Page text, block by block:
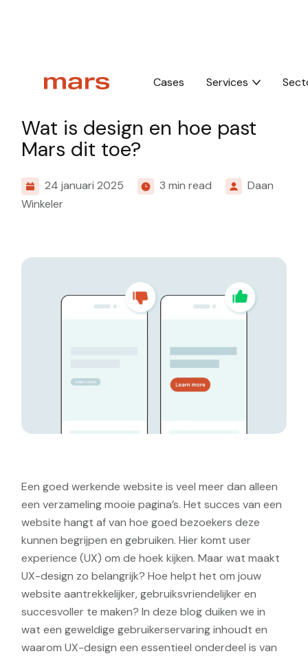
Cases Services
Knowledge
Wat is design en hoe past
Mars dit toe?
24 januari 2025 3 min read
Daan
Winkeler
Een goed werkende website is veel meer dan alleen
een verzameling mooie pagina’s. Het succes van een
website hangt af van hoe goed bezoekers deze
kunnen begrijpen en gebruiken. Hier komt user
experience (UX) om de hoek kijken. Maar wat maakt
UX-design zo belangrijk? Hoe helpt het om jouw
website aantrekkelijker, gebruiksvriendelijker en
succesvoller te maken? In deze blog duiken we in
wat een geweldige gebruikerservaring inhoudt en
waarom UX-design een essentieel onderdeel is van